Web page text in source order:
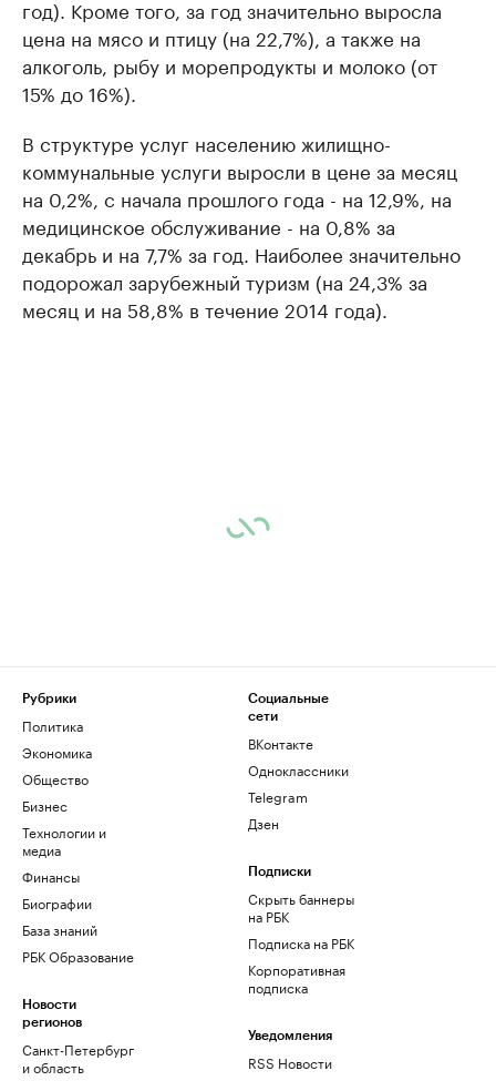
год). Кроме того, за год значительно выросла
цена на мясо и птицу (на 22,7%), а также на
алкоголь, рыбу и морепродукты и молоко (от
15% до 16%).
В структуре услуг населению жилищно-
коммунальные услуги выросли в цене за месяц
на 0,2%, с начала прошлого года - на 12,9%, на
медицинское обслуживание - на 0,8% за
декабрь и на 7,7% за год. Наиболее значительно
подорожал зарубежный туризм (на 24,3% за
месяц и на 58,8% в течение 2014 года).
Рубрики
Политика
Экономика
Общество
Бизнес
Технологии и
медиа
Финансы
Биографии
База знаний
РБК Образование
Новости
регионов
Санкт-Петербург
и область
Социальные
сети
ВКонтакте
Одноклассники
Telegram
Дзен
Подписки
Скрыть баннеры
на РБК
Подписка на РБК
Корпоративная
подписка
Уведомления
RSS Новости